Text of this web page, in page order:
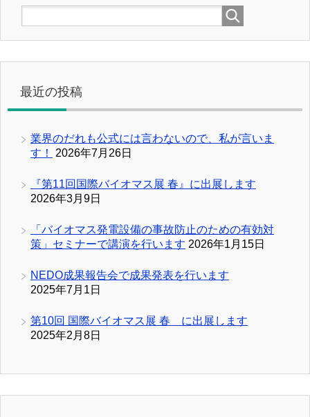
最近の投稿
業界のだれも公式には言わないので、私が言いま
す！
2026年7月26日
『第11回国際バイオマス展 春』に出展します
2026年3月9日
「バイオマス発電設備の事故防止のための有効対
策」セミナーで講演を行います 2026年1月15日
NEDO成果報告会で成果発表を行います
2025年7月1日
第10回 国際バイオマス展 春 に出展します
2025年2月8日